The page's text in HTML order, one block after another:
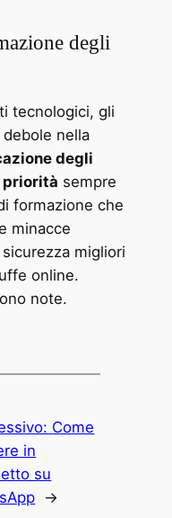
degli
tecnologici, gli
nella
degli
priorità sempre
formazione che
minacce
migliori
online.
note.
Come
in
su
→